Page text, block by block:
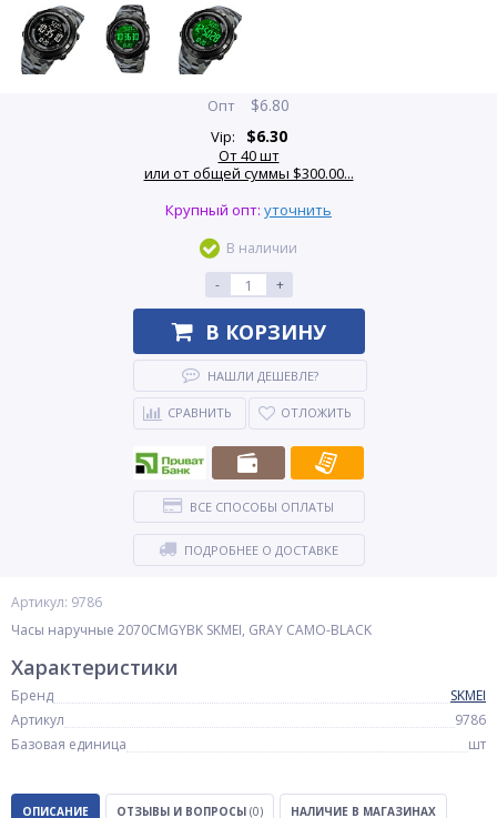
Артикул: 9786
Часы наручные 2070CMGYBK SKMEI, GRAY CAMO-BLACK
Опт $6.80
Vip: $6.30
От 40 шт
или от общей суммы $300.00...
Крупный опт: уточнить
В наличии
-
+
В КОРЗИНУ
НАШЛИ ДЕШЕВЛЕ?
СРАВНИТЬ ОТЛОЖИТЬ
ВСЕ СПОСОБЫ ОПЛАТЫ
ПОДРОБНЕЕ О ДОСТАВКЕ
Характеристики
Бренд
SKMEI
Артикул
9786
Базовая единица
шт
ОПИСАНИЕ ОТЗЫВЫ И ВОПРОСЫ (0) НАЛИЧИЕ В МАГАЗИНАХ